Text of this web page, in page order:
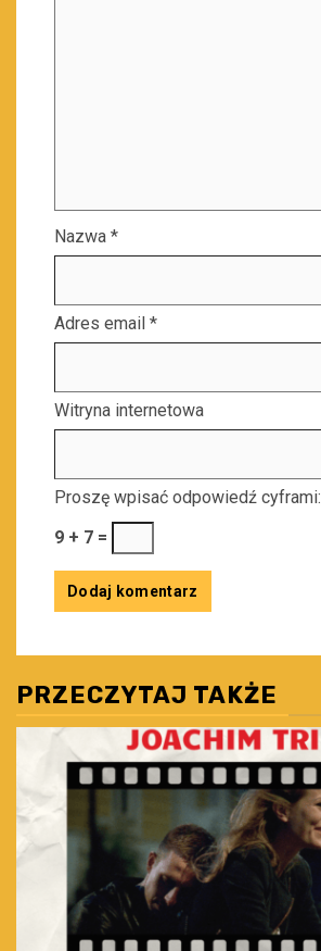
Nazwa *
Adres email *
Witryna internetowa
Proszę wpisać odpowiedź cyframi:
9 + 7 =
PRZECZYTAJ TAKŻE